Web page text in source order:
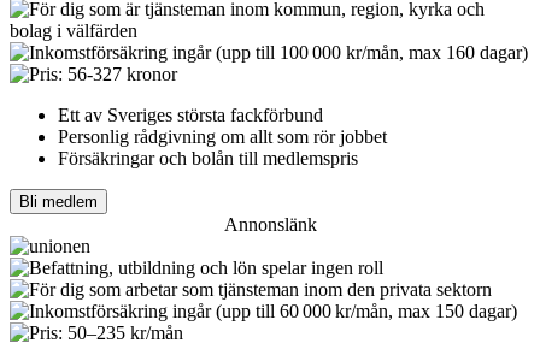
Ett av Sveriges största fackförbund
Personlig rådgivning om allt som rör jobbet
Försäkringar och bolån till medlemspris
Bli medlem
Annonslänk